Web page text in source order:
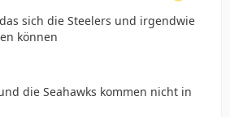
sich die Steelers und irgendwie
können
die Seahawks kommen nicht in